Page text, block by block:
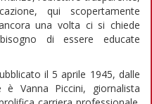
qui scopertamente
una volta ci si chiede
di essere educate
il 5 aprile 1945, dalle
è Vanna Piccini, giornalista